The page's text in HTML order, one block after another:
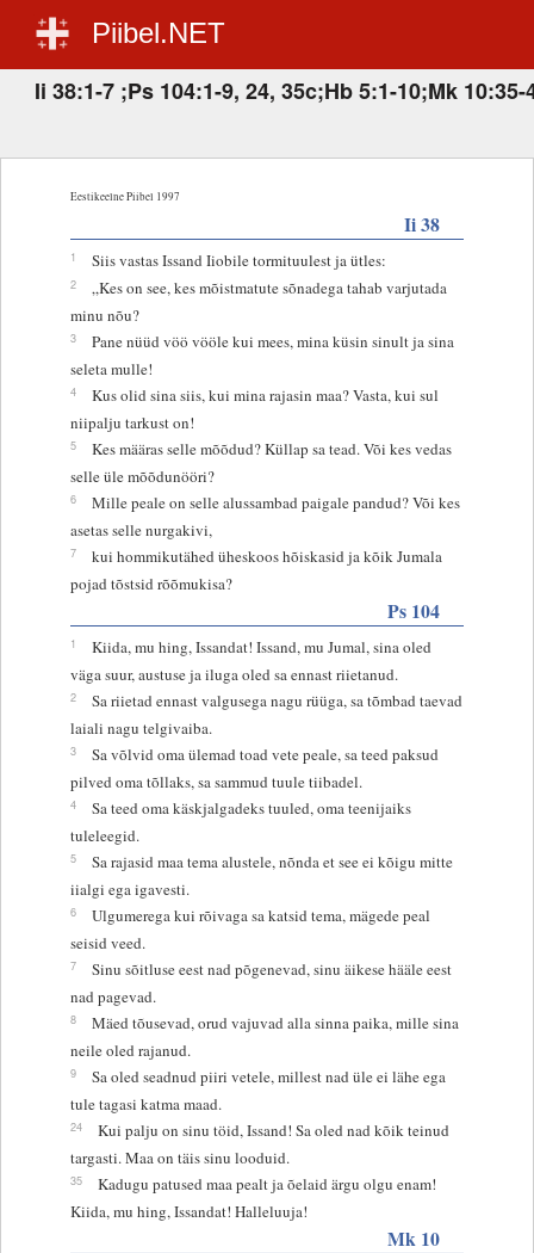
Piibel.NET
Ii 38:1-7 ;Ps 104:1-9, 24, 35c;Hb 5:1-10;Mk 10:35-
Eestikeelne Piibel 1997
Ii 38
1 Siis vastas Issand Iiobile tormituulest ja ütles:
2
„Kes on see, kes mõistmatute sõnadega tahab varjutada
minu nõu?
3
Pane nüüd vöö vööle kui mees, mina küsin sinult ja sina
seleta mulle!
4
Kus olid sina siis, kui mina rajasin maa? Vasta, kui sul
niipalju tarkust on!
5
Kes määras selle mõõdud? Küllap sa tead. Või kes vedas
selle üle mõõdunööri?
6
Mille peale on selle alussambad paigale pandud? Või kes
asetas selle nurgakivi,
7
kui hommikutähed üheskoos hõiskasid ja kõik Jumala
pojad tõstsid rõõmukisa?
Ps 104
1
Kiida, mu hing, Issandat! Issand, mu Jumal, sina oled
väga suur, austuse ja iluga oled sa ennast riietanud.
2
Sa riietad ennast valgusega nagu rüüga, sa tõmbad taevad
laiali nagu telgivaiba.
3
Sa võlvid oma ülemad toad vete peale, sa teed paksud
pilved oma tõllaks, sa sammud tuule tiibadel.
4
Sa teed oma käskjalgadeks tuuled, oma teenijaiks
tuleleegid.
5
Sa rajasid maa tema alustele, nõnda et see ei kõigu mitte
iialgi ega igavesti.
6
Ulgumerega kui rõivaga sa katsid tema, mägede peal
seisid veed.
7
Sinu sõitluse eest nad põgenevad, sinu äikese hääle eest
nad pagevad.
8
Mäed tõusevad, orud vajuvad alla sinna paika, mille sina
neile oled rajanud.
9
Sa oled seadnud piiri vetele, millest nad üle ei lähe ega
tule tagasi katma maad.
24
Kui palju on sinu töid, Issand! Sa oled nad kõik teinud
targasti. Maa on täis sinu looduid.
35
Kadugu patused maa pealt ja õelaid ärgu olgu enam!
Kiida, mu hing, Issandat! Halleluuja!
Mk 10